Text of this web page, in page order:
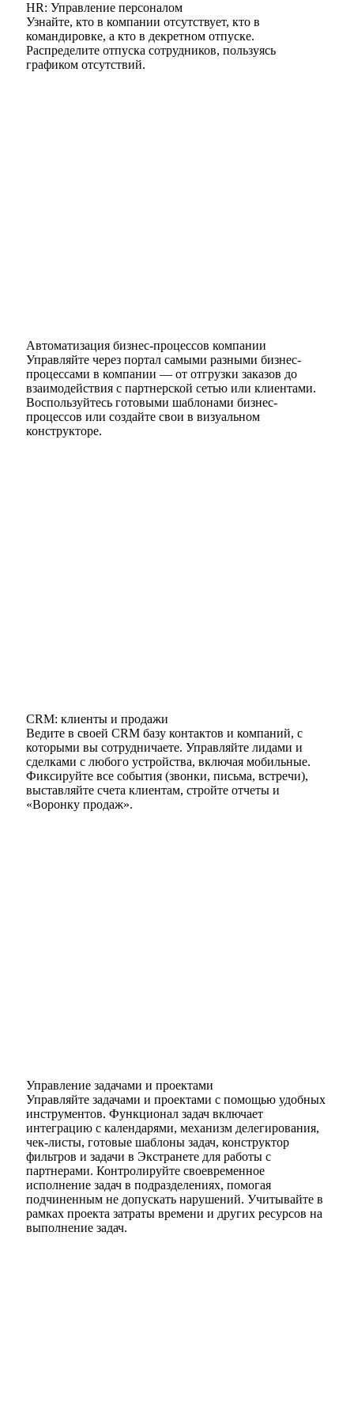
HR: Управление персоналом
Узнайте, кто в компании отсутствует, кто в
командировке, а кто в декретном отпуске.
Распределите отпуска сотрудников, пользуясь
графиком отсутствий.
Автоматизация бизнес-процессов компании
Управляйте через портал самыми разными бизнес-
процессами в компании — от отгрузки заказов до
взаимодействия с партнерской сетью или клиентами.
Воспользуйтесь готовыми шаблонами бизнес-
процессов или создайте свои в визуальном
конструкторе.
CRM: клиенты и продажи
Ведите в своей CRM базу контактов и компаний, с
которыми вы сотрудничаете. Управляйте лидами и
сделками с любого устройства, включая мобильные.
Фиксируйте все события (звонки, письма, встречи),
выставляйте счета клиентам, стройте отчеты и
«Воронку продаж».
Управление задачами и проектами
Управляйте задачами и проектами с помощью удобных
инструментов. Функционал задач включает
интеграцию с календарями, механизм делегирования,
чек-листы, готовые шаблоны задач, конструктор
фильтров и задачи в Экстранете для работы с
партнерами. Контролируйте своевременное
исполнение задач в подразделениях, помогая
подчиненным не допускать нарушений. Учитывайте в
рамках проекта затраты времени и других ресурсов на
выполнение задач.